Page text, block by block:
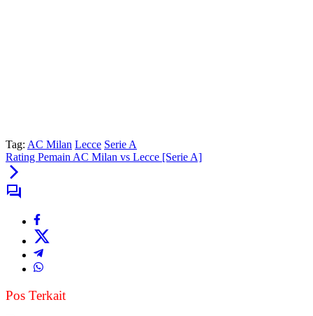
Tag: AC Milan Lecce Serie A
Rating Pemain AC Milan vs Lecce [Serie A]
Pos Terkait